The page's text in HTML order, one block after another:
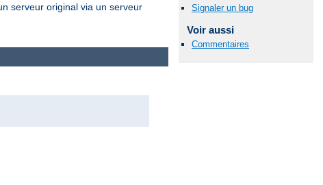
serveur original via un serveur
Signaler un bug
Voir aussi
Commentaires